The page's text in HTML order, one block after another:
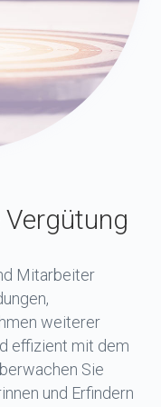
Vergütung
Mitarbeiter
weiterer
effizient mit dem
Sie
und Erfindern